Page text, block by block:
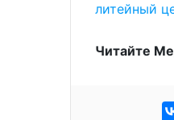
литейный
Читайте